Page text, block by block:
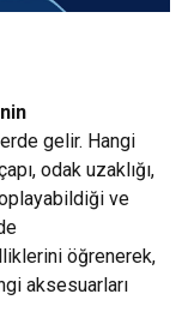
gelir. Hangi
odak uzaklığı,
ve
öğrenerek,
aksesuarları